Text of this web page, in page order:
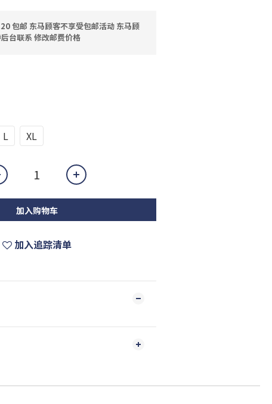
包邮 东马顾客不享受包邮活动 东马顾
台联系 修改邮费价格
L XL
加入购物车
加入追踪清单